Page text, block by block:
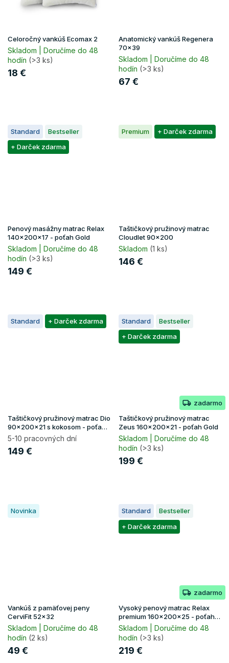
Celoročný vankúš Ecomax 2
Skladom | Doručíme do 48
hodín (>3 ks)
18 €
Anatomický vankúš Regenera
70x39
Skladom | Doručíme do 48
hodín (>3 ks)
67 €
Standard
Bestseller
+ Darček zdarma
Penový masážny matrac Relax
140x200x17 - poťah Gold
Skladom | Doručíme do 48
hodín (>3 ks)
149 €
Premium + Darček zdarma
Taštičkový pružinový matrac
Cloudlet 90x200
Skladom (1 ks)
146 €
Standard + Darček zdarma
Taštičkový pružinový matrac Dio
90x200x21 s kokosom - poťah
Gold
5-10 pracovných dní
149 €
Standard
Bestseller
+ Darček zdarma
zadarmo
Taštičkový pružinový matrac
Zeus 160x200x21 - poťah Gold
Skladom | Doručíme do 48
hodín (>3 ks)
199 €
Novinka
Vankúš z pamäťovej peny
CerviFit 52x32
Skladom | Doručíme do 48
hodín (2 ks)
49 €
Standard
Bestseller
+ Darček zdarma
zadarmo
Vysoký penový matrac Relax
premium 160x200x25 - poťah
Lavender
Skladom | Doručíme do 48
hodín (>3 ks)
219 €